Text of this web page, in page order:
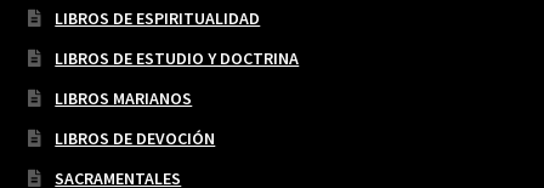
LIBROS DE ESPIRITUALIDAD
LIBROS DE ESTUDIO Y DOCTRINA
LIBROS MARIANOS
LIBROS DE DEVOCIÓN
SACRAMENTALES